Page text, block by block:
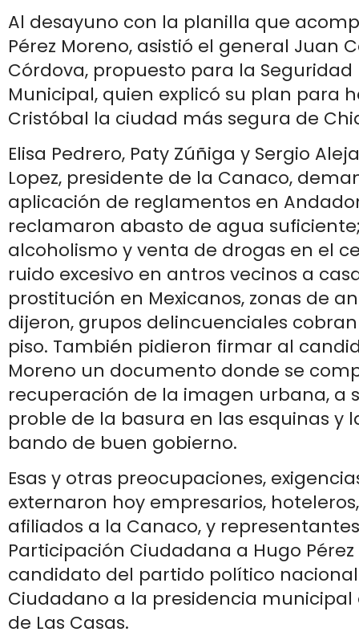
Al desayuno con la planilla que
Pérez Moreno, asistió el general Juan
Córdova, propuesto para la Seguridad
Municipal, quien explicó su plan para
Cristóbal la ciudad más segura de
Elisa Pedrero, Paty Zúñiga y Sergio
Lopez, presidente de la Canaco,
aplicación de reglamentos en
reclamaron abasto de agua
alcoholismo y venta de drogas en el
ruido excesivo en antros vecinos a
prostitución en Mexicanos, zonas de
dijeron, grupos delincuenciales
piso. También pidieron firmar al
Moreno un documento donde se
recuperación de la imagen urbana, a
proble de la basura en las esquinas y
bando de buen gobierno.
Esas y otras preocupaciones,
externaron hoy empresarios,
afiliados a la Canaco, y
Participación Ciudadana a Hugo Pérez
candidato del partido político
Ciudadano a la presidencia municipal
de Las Casas.